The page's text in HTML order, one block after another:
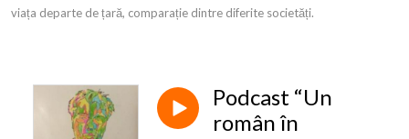
viața departe de țară, comparație dintre diferite societăți.
Podcast “Un
român în